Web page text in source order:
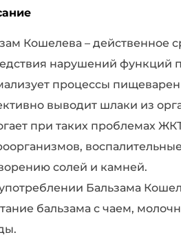
Кошелева – действенное
нарушений функций
процессы
выводит шлаки из
при таких проблемах
солей и камней.
Бальзама
бальзама с чаем,